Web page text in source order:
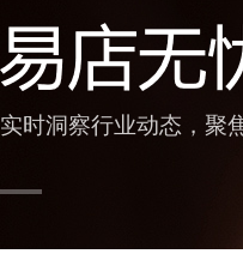
实时洞察行业动态，聚